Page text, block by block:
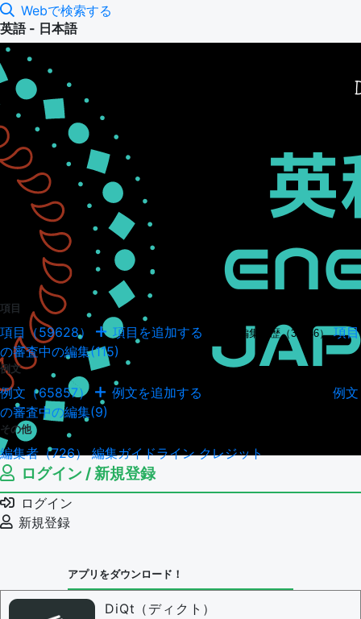
Webで検索する
英語 - 日本語
項目
項目（59628） 項目を追加する 項目の編集履歴（34946） 項目
の審査中の編集(115)
例文
例文（65857） 例文を追加する
例文
の審査中の編集(9)
その他
編集者（726）編集ガイドラインクレジット
ログイン / 新規登録
ログイン
新規登録
アプリをダウンロード！
DiQt（ディクト）